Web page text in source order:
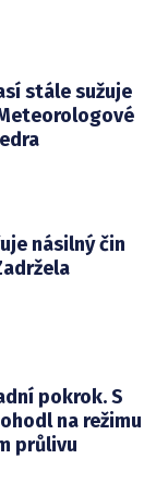
stále sužuje
násilný čin
pokrok. S
na režimu
průlivu